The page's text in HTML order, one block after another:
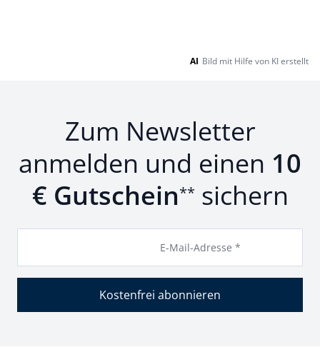
AI Bild mit Hilfe von KI erstellt
Zum Newsletter
anmelden und einen 10
€ Gutschein** sichern
E-Mail-Adresse *
Kostenfrei abonnieren